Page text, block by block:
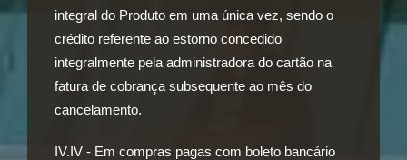
integral do Produto em uma única vez, sendo o
crédito referente ao estorno concedido
integralmente pela administradora do cartão na
fatura de cobrança subsequente ao mês do
cancelamento.
IV.IV - Em compras pagas com boleto bancário